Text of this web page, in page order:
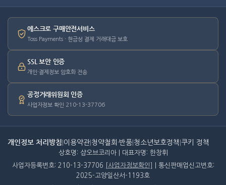
에스크로 구매안전서비스
Toss Payments · 현금성 결제 거래대금 보호
SSL 보안 인증
개인·결제정보 암호화 전송
공정거래위원회 인증
사업자정보 확인 210-13-37706
개인정보 처리방침 이용약관 청약철회·반품 청소년보호정책 쿠키 정책
상호명: 샵오브코리아 | 대표자명: 한창휘
사업자등록번호: 210-13-37706
[사업자정보확인]
| 통신판매업신고번호:
2025-고양일산서-1193호